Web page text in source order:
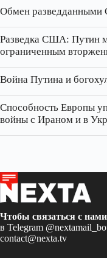
Обмен разведданными
Разведка США: Путин
ограниченным
Война Путина и
Способность Европы
войны с Ираном и в
Чтобы связаться с нами
в Telegram
contact@nexta.tv